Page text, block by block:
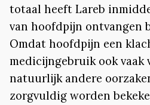
totaal heeft Lareb
van hoofdpijn ontvangen
Omdat hoofdpijn een
medicijngebruik ook vaak
natuurlijk andere
zorgvuldig worden